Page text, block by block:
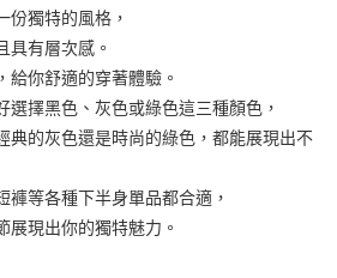
「大哥付你分期」於每月結算日後寄送繳費提
可選擇「超商條碼／台灣大直營門市／銀行轉
」等通路繳費。
份有限公司」（以下簡稱本公司）所提供，讓
購買商品或服務，並由商店將買賣／分期付款
你分期」之契約關係目的，商店將以您的個人
）提供予台灣大哥大進項蒐集、處理及利用，
以下連結：
流程】
先享後付」後，將跳轉至「AFTEE先享後付」
到繳費通知簡訊。
內，點擊此簡訊中的連結，可透過四大超商／
進行付款，方視為交易完成。
不需立刻繳費，但若您需要取消訂單，請聯絡
意取消之訂單仍視為有效，需透過AFTEE先享
欲退款等相關疑問，請聯繫「AFTEE先享後付
含以上)免運費
以上)免運費
份獨特的風格，
具有層次感。
給你舒適的穿著體驗。
選擇黑色、灰色或綠色這三種顏色，
典的灰色還是時尚的綠色，都能展現出不
褲等各種下半身單品都合適，
展現出你的獨特魅力。